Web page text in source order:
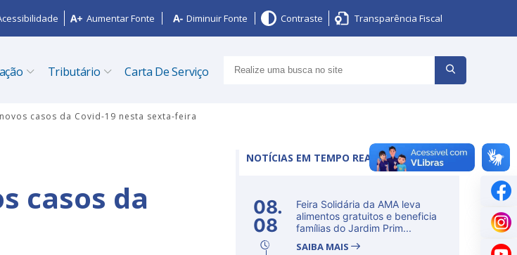
Aumentar Fonte Diminuir Fonte Contraste Transparência Fiscal
Tributário Carta De Serviço
casos da Covid-19 nesta sexta-feira
casos da
NOTÍCIAS EM TEMPO REAL
08.
08
Feira Solidária da AMA leva
alimentos gratuitos e beneficia
famílias do Jardim Prim...
SAIBA MAIS